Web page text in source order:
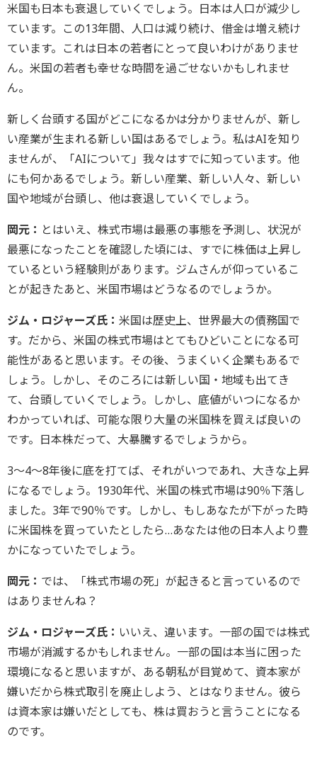
米国も日本も衰退していくでしょう。日本は人口が減少し
ています。この13年間、人口は減り続け、借金は増え続け
ています。これは日本の若者にとって良いわけがありませ
ん。米国の若者も幸せな時間を過ごせないかもしれませ
ん。
新しく台頭する国がどこになるかは分かりませんが、新し
い産業が生まれる新しい国はあるでしょう。私はAIを知り
ませんが、「AIについて」我々はすでに知っています。他
にも何かあるでしょう。新しい産業、新しい人々、新しい
国や地域が台頭し、他は衰退していくでしょう。
岡元： とはいえ、株式市場は最悪の事態を予測し、状況が
最悪になったことを確認した頃には、すでに株価は上昇し
ているという経験則があります。ジムさんが仰っているこ
とが起きたあと、米国市場はどうなるのでしょうか。
ジム・ロジャーズ氏： 米国は歴史上、世界最大の債務国で
す。だから、米国の株式市場はとてもひどいことになる可
能性があると思います。その後、うまくいく企業もあるで
しょう。しかし、そのころには新しい国・地域も出てき
て、台頭していくでしょう。しかし、底値がいつになるか
わかっていれば、可能な限り大量の米国株を買えば良いの
です。日本株だって、大暴騰するでしょうから。
3～4～8年後に底を打てば、それがいつであれ、大きな上昇
になるでしょう。1930年代、米国の株式市場は90％下落し
ました。3年で90％です。しかし、もしあなたが下がった時
に米国株を買っていたとしたら…あなたは他の日本人より豊
かになっていたでしょう。
岡元： では、「株式市場の死」が起きると言っているので
はありませんね？
ジム・ロジャーズ氏： いいえ、違います。一部の国では株式
市場が消滅するかもしれません。一部の国は本当に困った
環境になると思いますが、ある朝私が目覚めて、資本家が
嫌いだから株式取引を廃止しよう、とはなりません。彼ら
は資本家は嫌いだとしても、株は買おうと言うことになる
のです。